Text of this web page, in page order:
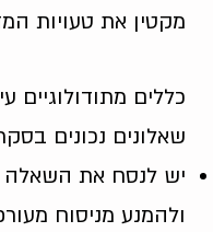
מקטין את טעויות
כללים מתודולוגיים
שאלונים נכונים
יש לנסח את השאלה
ולהמנע מניסוח